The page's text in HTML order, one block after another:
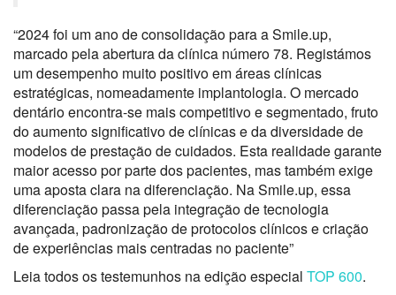
“2024 foi um ano de consolidação para aSmile.up,
marcado pela abertura da clínica número 78. Registámos
um desempenho muito positivoem áreas clínicas
estratégicas, nomeadamente implantologia. O mercado
dentário encontra-se mais competitivo e segmentado, fruto
do aumento significativo de clínicas e da diversidade de
modelos de prestação de cuidados. Esta realidade garante
maior acesso por parte dospacientes, mas também exige
uma aposta clara na diferenciação. NaSmile.up, essa
diferenciaçãopassapela integração de tecnologia
avançada, padronização de protocolos clínicos e criação
de experiências mais centradas no paciente”
Leia todos os testemunhos na edição especial TOP 600.